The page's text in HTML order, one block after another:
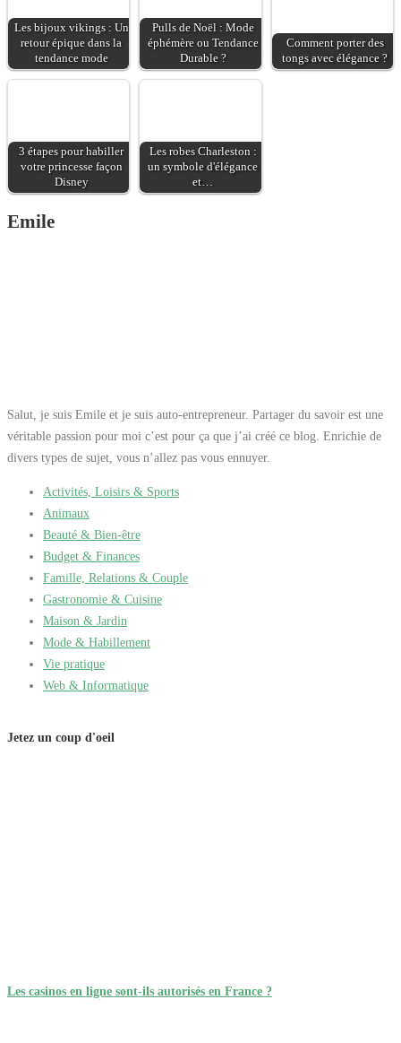
couleur.
Les bijoux vikings : Un
retour épique dans la
tendance mode
Pulls de Noël : Mode
éphémère ou Tendance
Durable ?
Comment porter des
tongs avec élégance ?
3 étapes pour habiller
votre princesse façon
Disney
Les robes Charleston :
un symbole d'élégance
et…
Emile
Salut, je suis Emile et je suis auto-entrepreneur. Partager du savoir est une
véritable passion pour moi c’est pour ça que j’ai créé ce blog. Enrichie de
divers types de sujet, vous n’allez pas vous ennuyer.
Activités, Loisirs & Sports
Animaux
Beauté & Bien-être
Budget & Finances
Famille, Relations & Couple
Gastronomie & Cuisine
Maison & Jardin
Mode & Habillement
Vie pratique
Web & Informatique
Jetez un coup d'oeil
Les casinos en ligne sont-ils autorisés en France ?